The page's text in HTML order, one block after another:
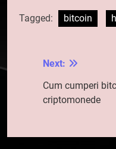
Tagged: bitcoin
Navigare
articole
Next:
Cum cumperi
criptomonede